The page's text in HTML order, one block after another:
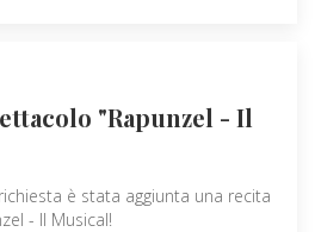
"Rapunzel - Il
è stata aggiunta una recita
- Il Musical!